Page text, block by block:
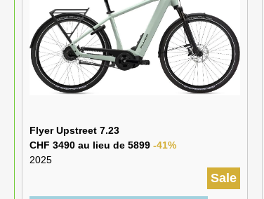
Flyer Upstreet 7.23
CHF 3490 au lieu de 5899 -41%
2025
Sale